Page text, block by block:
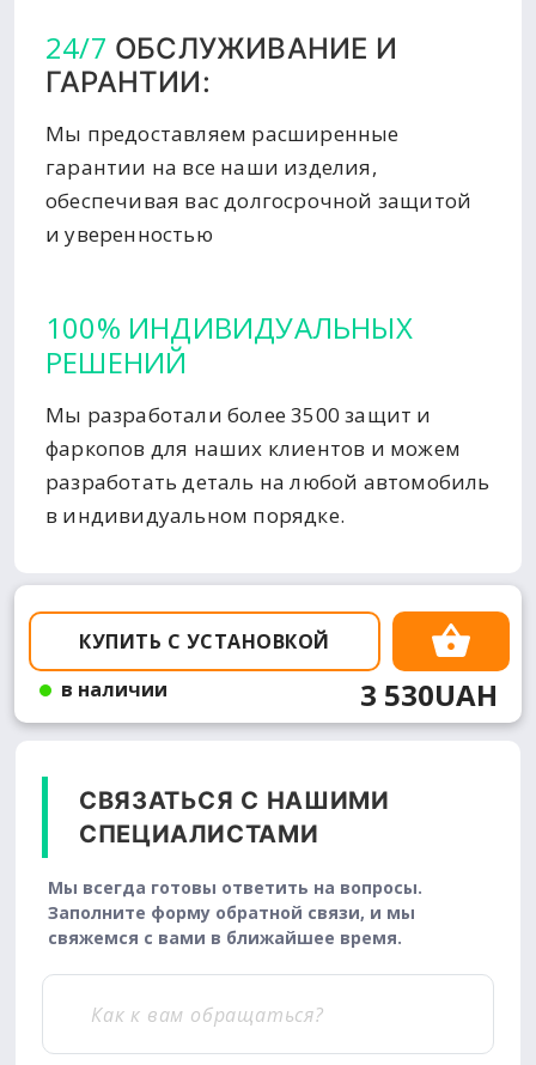
24/7 ОБСЛУЖИВАНИЕ И
ГАРАНТИИ:
Мы предоставляем расширенные
гарантии на все наши изделия,
обеспечивая вас долгосрочной защитой
и уверенностью
100% ИНДИВИДУАЛЬНЫХ
РЕШЕНИЙ
Мы разработали более 3500 защит и
фаркопов для наших клиентов и можем
разработать деталь на любой автомобиль
в индивидуальном порядке.
КУПИТЬ С УСТАНОВКОЙ
в наличии
3 530UAH
СВЯЗАТЬСЯ С НАШИМИ
СПЕЦИАЛИСТАМИ
Мы всегда готовы ответить на вопросы.
Заполните форму обратной связи, и мы
свяжемся с вами в ближайшее время.